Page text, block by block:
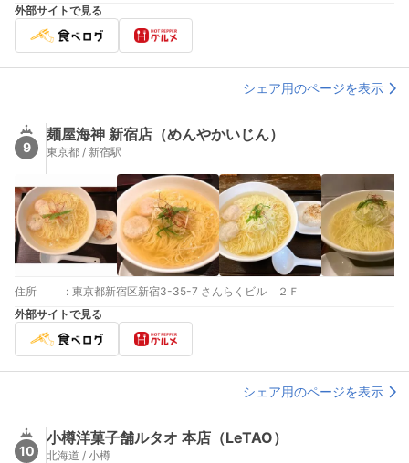
外部サイトで見る
シェア用のページを表示
9
麺屋海神 新宿店（めんやかいじん）
東京都 / 新宿駅
住所 : 東京都新宿区新宿3-35-7 さんらくビル ２Ｆ
外部サイトで見る
シェア用のページを表示
10
小樽洋菓子舗ルタオ 本店（LeTAO）
北海道 / 小樽